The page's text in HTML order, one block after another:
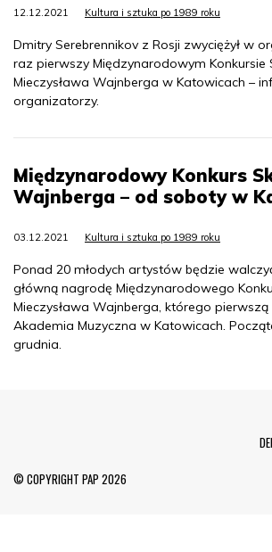
12.12.2021 Kultura i sztuka po 1989 roku
Dmitry Serebrennikov z Rosji zwyciężył w
raz pierwszy Międzynarodowym Konkursie
Mieczysława Wajnberga w Katowicach –
organizatorzy.
Międzynarodowy Konkurs
Wajnberga – od soboty w
03.12.2021 Kultura i sztuka po 1989 roku
Ponad 20 młodych artystów będzie
główną nagrodę Międzynarodowego
Mieczysława Wajnberga, którego
Akademia Muzyczna w Katowicach.
grudnia.
© COPYRIGHT PAP 2026